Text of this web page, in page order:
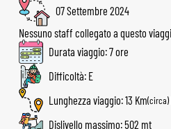
07 Settembre 2024
Nessuno staff collegato a questo
Durata viaggio: 7 ore
Difficoltà: E
Lunghezza viaggio: 13 Km(circa)
Dislivello massimo: 502 mt